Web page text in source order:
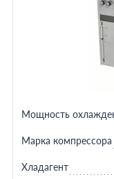
Мощность
Марка компрессора
Хладагент